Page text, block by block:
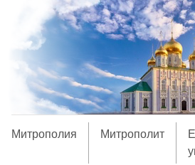
Митрополия Митрополит